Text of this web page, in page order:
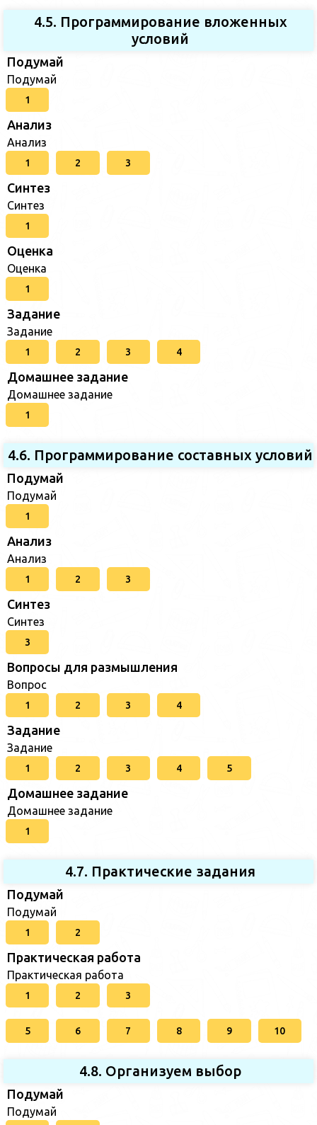
4.5. Программирование вложенных
условий
Подумай
Подумай
1
Анализ
Анализ
1 2 3
Синтез
Синтез
1
Оценка
Оценка
1
Задание
Задание
1 2 3 4
Домашнее задание
Домашнее задание
1
4.6. Программирование составных условий
Подумай
Подумай
1
Анализ
Анализ
1 2 3
Синтез
Синтез
3
Вопросы для размышления
Вопрос
1 2 3 4
Задание
Задание
1 2 3 4 5
Домашнее задание
Домашнее задание
1
4.7. Практические задания
Подумай
Подумай
1 2
Практическая работа
Практическая работа
1 2 3
5 6 7 8 9 10
4.8. Организуем выбор
Подумай
Подумай